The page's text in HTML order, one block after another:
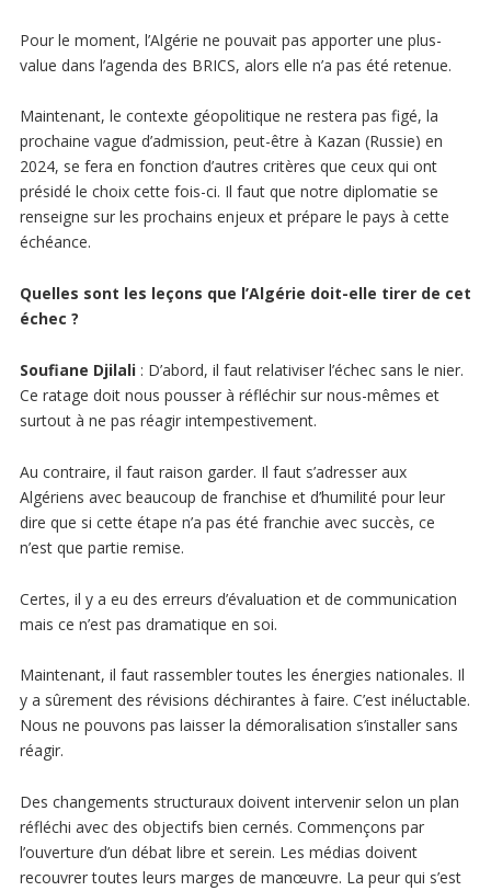
Pour le moment, l’Algérie ne pouvait pas apporter une plus-
value dans l’agenda des BRICS, alors elle n’a pas été retenue.
Maintenant, le contexte géopolitique ne restera pas figé, la
prochaine vague d’admission, peut-être à Kazan (Russie) en
2024, se fera en fonction d’autres critères que ceux qui ont
présidé le choix cette fois-ci. Il faut que notre diplomatie se
renseigne sur les prochains enjeux et prépare le pays à cette
échéance.
Quelles sont les leçons que l’Algérie doit-elle tirer de cet
échec ?
Soufiane Djilali: D’abord, il faut relativiser l’échec sans le nier.
Ce ratage doit nous pousser à réfléchir sur nous-mêmes et
surtout à ne pas réagir intempestivement.
Au contraire, il faut raison garder. Il faut s’adresser aux
Algériens avec beaucoup de franchise et d’humilité pour leur
dire que si cette étape n’a pas été franchie avec succès, ce
n’est que partie remise.
Certes, il y a eu des erreurs d’évaluation et de communication
mais ce n’est pas dramatique en soi.
Maintenant, il faut rassembler toutes les énergies nationales. Il
y a sûrement des révisions déchirantes à faire. C’est inéluctable.
Nous ne pouvons pas laisser la démoralisation s’installer sans
réagir.
Des changements structuraux doivent intervenir selon un plan
réfléchi avec des objectifs bien cernés. Commençons par
l’ouverture d’un débat libre et serein. Les médias doivent
recouvrer toutes leurs marges de manœuvre. La peur qui s’est